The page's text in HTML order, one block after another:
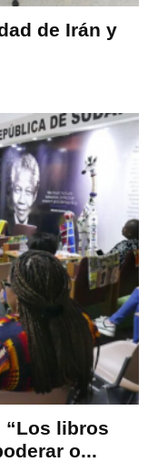
de Irán y
“Los libros
o...